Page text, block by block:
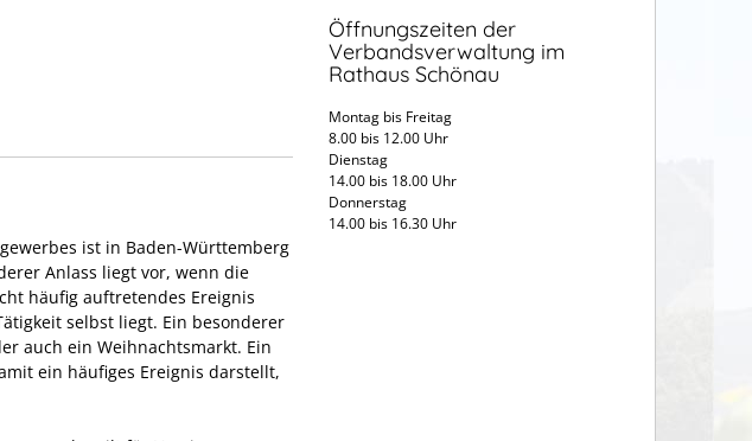
ist in Baden-Württemberg
Anlass liegt vor, wenn die
häufig auftretendes Ereignis
selbst liegt. Ein besonderer
auch ein Weihnachtsmarkt. Ein
ein häufiges Ereignis darstellt,
Öffnungszeiten der
Verbandsverwaltung im
Rathaus Schönau
Montag bis Freitag
8.00 bis 12.00 Uhr
Dienstag
14.00 bis 18.00 Uhr
Donnerstag
14.00 bis 16.30 Uhr